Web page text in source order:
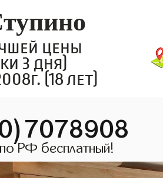
цены
3 дня)
(18 лет)
РФ бесплатный!